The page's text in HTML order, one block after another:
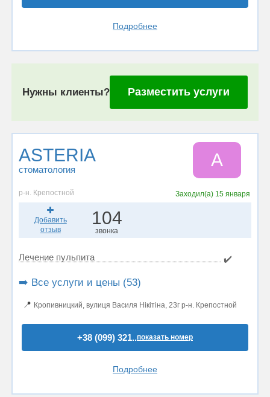
Подробнее
Нужны клиенты? Разместить услуги
ASTERIA
стоматология A
р-н. Крепостной Заходил(а) 15 января
Добавить
отзыв
104
звонка
Лечение пульпита ✔️
➡️ Все услуги и цены (53)
📍 Кропивницкий, вулиця Василя Нікітіна, 23г р-н. Крепостной
+38 (099) 321..показать номер
Подробнее